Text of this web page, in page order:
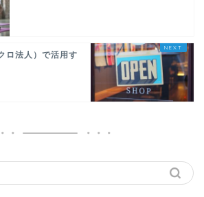
ロ法人）で活用す